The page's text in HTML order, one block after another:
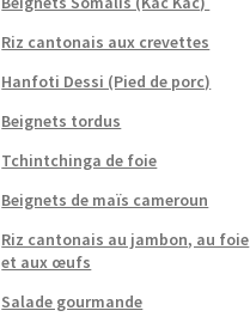
Riz cantonais aux crevettes
Hanfoti Dessi (Pied de porc)
Beignets tordus
Tchintchinga de foie
Beignets de maïs cameroun
Riz cantonais au jambon, au foie
et aux œufs
Salade gourmande